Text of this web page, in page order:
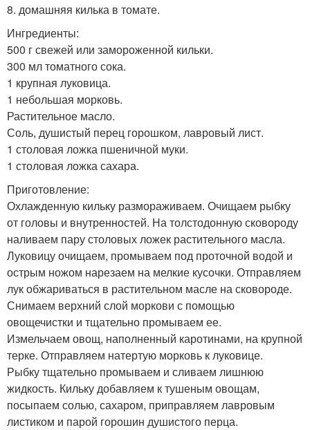
8. домашняя килька в томате.
Ингредиенты:
500 г свежей или замороженной кильки.
300 мл томатного сока.
1 крупная луковица.
1 небольшая морковь.
Растительное масло.
Соль, душистый перец горошком, лавровый лист.
1 столовая ложка пшеничной муки.
1 столовая ложка сахара.
Приготовление:
Охлажденную кильку размораживаем. Очищаем рыбку
от головы и внутренностей. На толстодонную сковороду
наливаем пару столовых ложек растительного масла.
Луковицу очищаем, промываем под проточной водой и
острым ножом нарезаем на мелкие кусочки. Отправляем
лук обжариваться в растительном масле на сковороде.
Снимаем верхний слой моркови с помощью
овощечистки и тщательно промываем ее.
Измельчаем овощ, наполненный каротинами, на крупной
терке. Отправляем натертую морковь к луковице.
Рыбку тщательно промываем и сливаем лишнюю
жидкость. Кильку добавляем к тушеным овощам,
посыпаем солью, сахаром, приправляем лавровым
листиком и парой горошин душистого перца.